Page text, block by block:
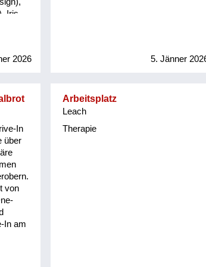
Iris
2026 5. Jänner
In
über
von
In am
Arbeitsplatz
Leach
Therapie